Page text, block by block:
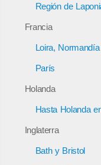
Región de
Francia
Loira,
París
Holanda
Hasta Holanda
Inglaterra
Bath y Bristol